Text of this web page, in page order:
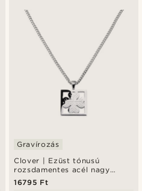
Clover | Ezüst tónusú
rozsdamentes acél nagy
lóhere medál nyaklánc
Gravírozás
16795 Ft